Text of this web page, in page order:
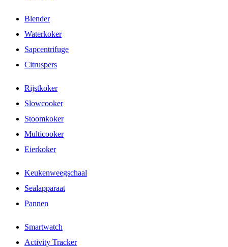
Blender
Waterkoker
Sapcentrifuge
Citruspers
Rijstkoker
Slowcooker
Stoomkoker
Multicooker
Eierkoker
Keukenweegschaal
Sealapparaat
Pannen
Smartwatch
Activity Tracker